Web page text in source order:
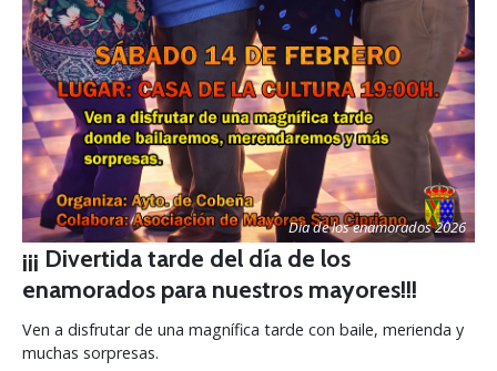
Dia de los enamorados 2026
¡¡¡ Divertida tarde del día de los
enamorados para nuestros mayores!!!
Ven a disfrutar de una magnífica tarde con baile, merienda y
muchas sorpresas.